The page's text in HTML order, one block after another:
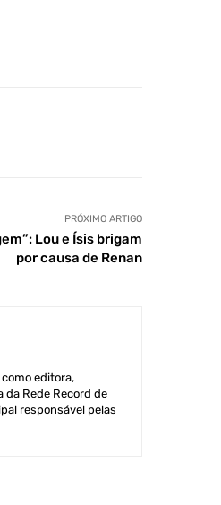
PRÓXIMO ARTIGO
Lou e Ísis brigam
por causa de Renan
editora,
da Rede Record de
responsável pelas